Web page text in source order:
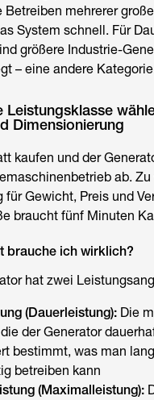
mehrerer
System schnell. Für
größere Industrie-
– eine andere
Leistungsklasse
Dimensionierung
kaufen und der
ab. Zu
für Gewicht, Preis und
braucht fünf Minuten
brauche ich wirklich?
hat zwei
(Dauerleistung): Die
der Generator
bestimmt, was man
betreiben kann
(Maximalleistung):